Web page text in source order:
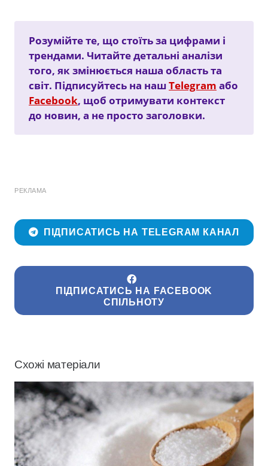
Розумійте те, що стоїть за цифрами і
трендами. Читайте детальні аналізи
того, як змінюється наша область та
світ. Підписуйтесь на нашTelegram або
Facebook, щоб отримувати контекст
до новин, а не просто заголовки.
РЕКЛАМА
ПІДПИСАТИСЬ НА TELEGRAM КАНАЛ
ПІДПИСАТИСЬ НА FACEBOOK
СПІЛЬНОТУ
Схожі матеріали